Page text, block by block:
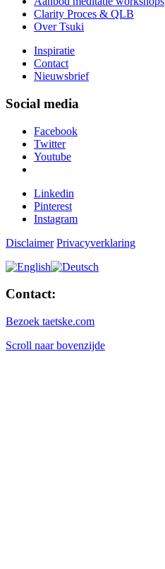
Clarity Proces & QLB
Over Tsuki
Inspiratie
Contact
Nieuwsbrief
Social media
Facebook
Twitter
Youtube
Linkedin
Pinterest
Instagram
Disclaimer Privacyverklaring
Contact:
Bezoek taetske.com
Scroll naar bovenzijde